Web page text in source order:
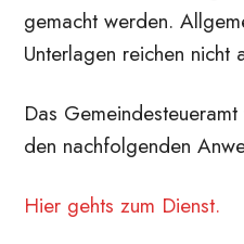
gemacht werden.
Unterlagen reichen nicht
Das
den nachfolgenden
Hier gehts zum Dienst.